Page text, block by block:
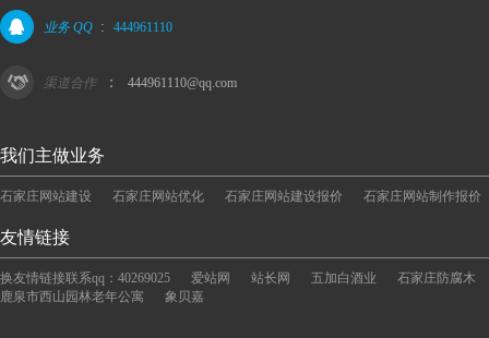
业务 QQ : 444961110
渠道合作 ： 444961110@qq.com
我们主做业务
石家庄网站建设 石家庄网站优化 石家庄网站建设报价 石家庄网站制作报价
友情链接
换友情链接联系qq：40269025 爱站网 站长网 五加白酒业
石家庄防腐木
鹿泉市西山园林老年公寓
象贝嘉